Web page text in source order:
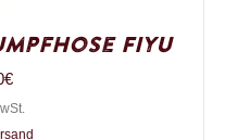
Fiyu
€